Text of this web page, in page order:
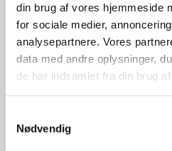
din brug af vores hjemmeside
for sociale medier,
analysepartnere. Vores
data med andre oplysninger,
de har indsamlet fra din brug
Nødvendig
giver